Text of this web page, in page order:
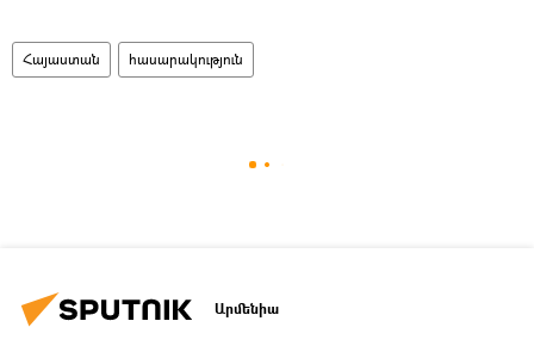
Հայաստան հասարակություն
Արմենիա